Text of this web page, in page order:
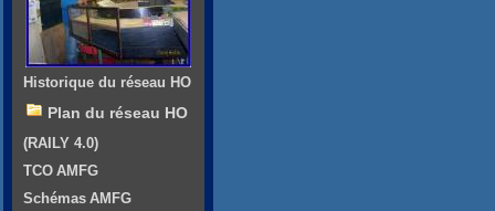
Historique du réseau HO
Plan du réseau HO
(RAILY 4.0)
TCO AMFG
Schémas AMFG